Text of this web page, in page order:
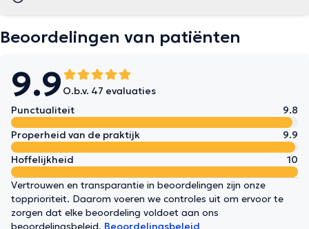
Beoordelingen van patiënten
9.9 O.b.v. 47 evaluaties
Punctualiteit
9.8
Properheid van de praktijk
9.9
Hoffelijkheid
10
Vertrouwen en transparantie in beoordelingen zijn onze
topprioriteit. Daarom voeren we controles uit om ervoor te
zorgen dat elke beoordeling voldoet aan ons
beoordelingsbeleid. Beoordelingsbeleid